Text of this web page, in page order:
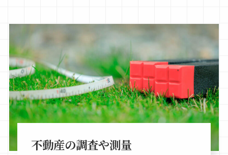
不動産の調査や測量